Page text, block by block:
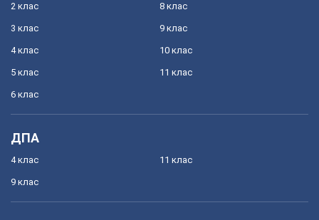
2 клас
3 клас
4 клас
5 клас
6 клас
8 клас
9 клас
10 клас
11 клас
ДПА
4 клас
9 клас
11 клас